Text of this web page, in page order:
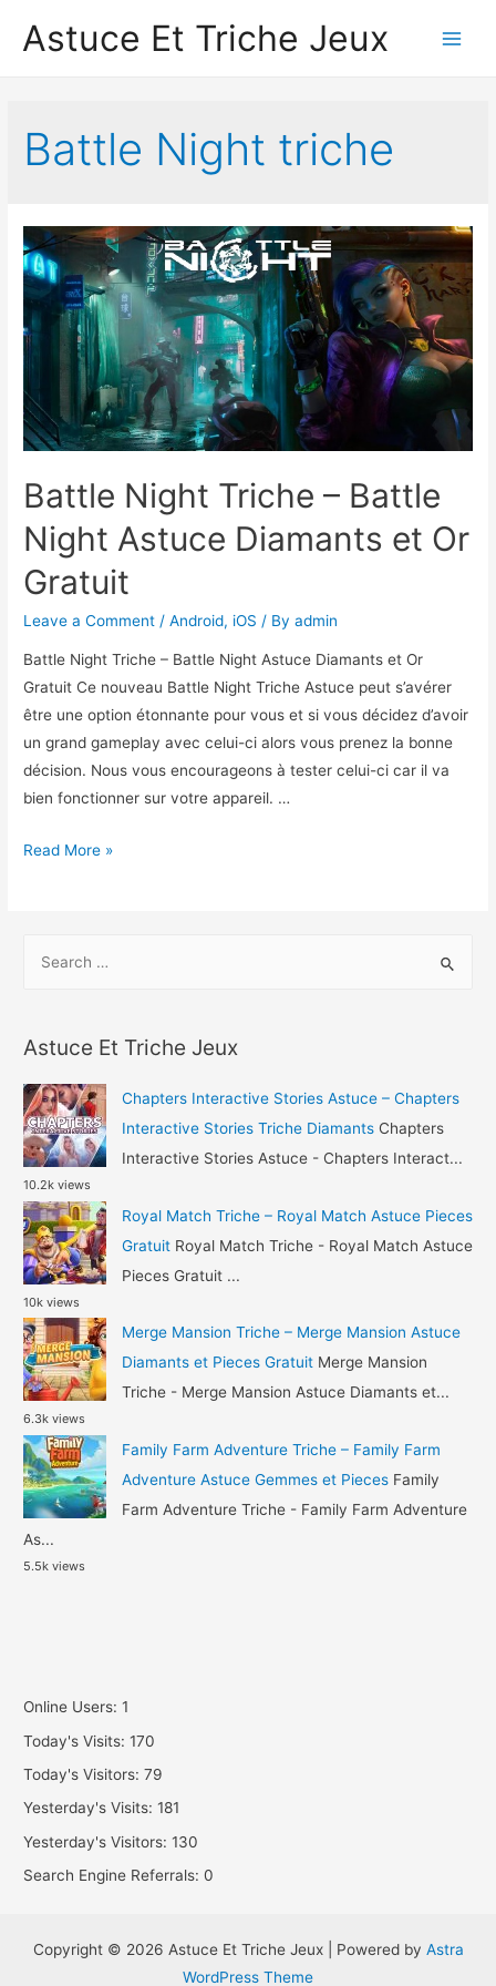
Astuce Et Triche Jeux
Battle Night triche
Battle Night Triche – Battle
Night Astuce Diamants et Or
Gratuit
Leave a Comment /Android, iOS / Byadmin
Battle Night Triche – Battle Night Astuce Diamants et Or
Gratuit Ce nouveau Battle Night Triche Astuce peut s’avérer
être une option étonnante pour vous et si vous décidez d’avoir
un grand gameplay avec celui-ci alors vous prenez la bonne
décision. Nous vous encourageons à tester celui-ci car il va
bien fonctionner sur votre appareil. …
Battle
Battle
Diamants
Or
Gratuit
Read More »
h
f
o
r
:
Astuce Et Triche Jeux
Chapters Interactive Stories Astuce – Chapters
Interactive Stories Triche Diamants Chapters
Interactive Stories Astuce - Chapters Interact...
10.2k views
Royal Match Triche – Royal Match Astuce Pieces
Gratuit Royal Match Triche - Royal Match Astuce
Pieces Gratuit ...
10k views
Merge Mansion Triche – Merge Mansion Astuce
Diamants et Pieces Gratuit Merge Mansion
Triche - Merge Mansion Astuce Diamants et...
6.3k views
Family Farm Adventure Triche – Family Farm
Adventure Astuce Gemmes et Pieces Family
Farm Adventure Triche - Family Farm Adventure
As...
5.5k views
Online Users:1
Today's Visits:170
Today's Visitors:79
Yesterday's Visits:181
Yesterday's Visitors:130
Search Engine Referrals:0
Copyright © 2026 Astuce Et Triche Jeux | Powered by Astra
WordPress Theme